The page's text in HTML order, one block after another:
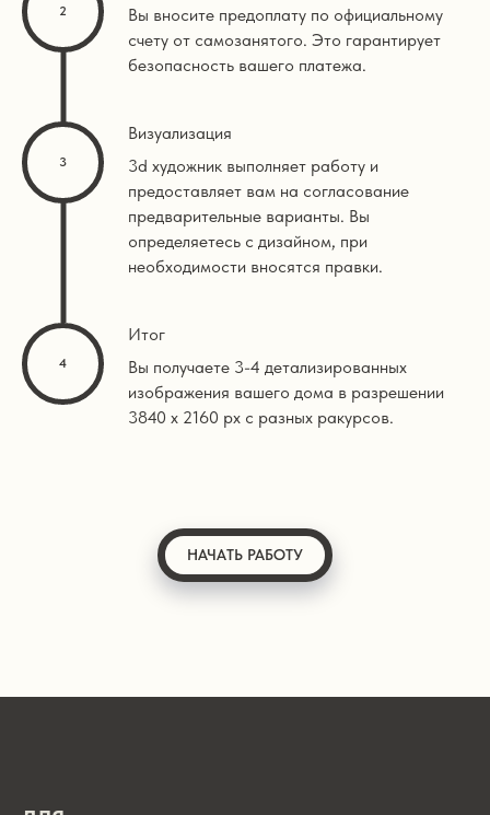
Вы вносите предоплату по официальному
счету от самозанятого. Это гарантирует
безопасность вашего платежа.
Визуализация
3d художник выполняет работу и
предоставляет вам на согласование
предварительные варианты. Вы
определяетесь с дизайном, при
необходимости вносятся правки.
Итог
Вы получаете 3-4 детализированных
изображения вашего дома в разрешении
3840 х 2160 px с разных ракурсов.
НАЧАТЬ РАБОТУ